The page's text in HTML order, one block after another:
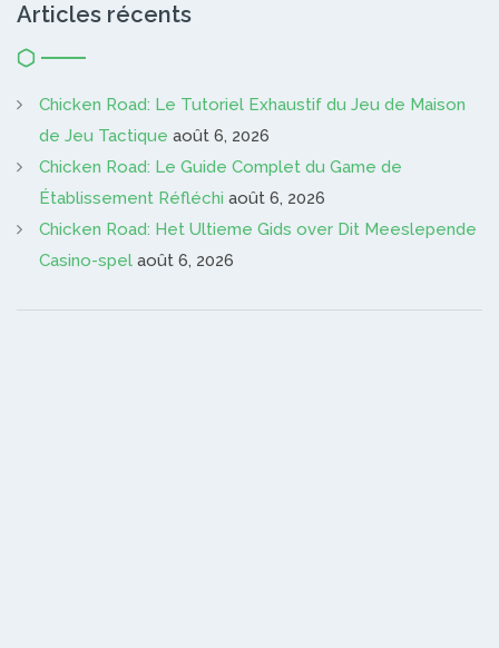
Articles récents
Chicken Road: Le Tutoriel Exhaustif du Jeu de Maison
de Jeu Tactique août 6, 2026
Chicken Road: Le Guide Complet du Game de
Établissement Réfléchi août 6, 2026
Chicken Road: Het Ultieme Gids over Dit Meeslepende
Casino-spel août 6, 2026